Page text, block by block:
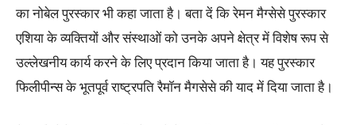
का नोबेल पुरस्कार भी कहा जाता है। बता दें कि रेमन मैग्सेसे पुरस्कार
एशिया के व्यक्तियों और संस्थाओं को उनके अपने क्षेत्र में विशेष रूप से
उल्लेखनीय कार्य करने के लिए प्रदान किया जाता है। यह पुरस्कार
फिलीपीन्स के भूतपूर्व राष्ट्रपति रैमॉन मैगसेसे की याद में दिया जाता है।